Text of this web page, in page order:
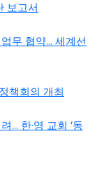
보고서
무 협약... 세계선
책회의 개최
… 한·영 교회 ‘동